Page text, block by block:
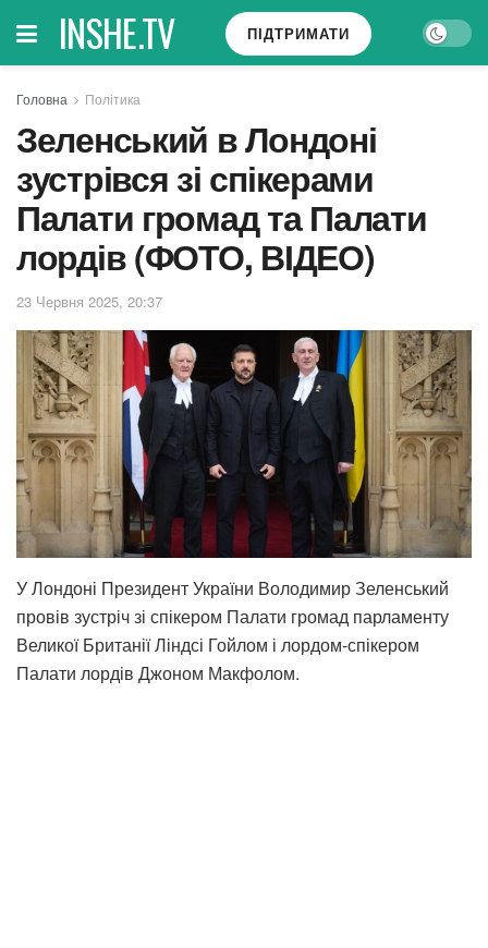
INSHE.TV ПІДТРИМАТИ
Головна Політика
Зеленський в Лондоні
зустрівся зі спікерами
Палати громад та Палати
лордів (ФОТО, ВІДЕО)
23 Червня 2025, 20:37
У Лондоні Президент України Володимир Зеленський
провів зустріч зі спікером Палати громад парламенту
Великої Британії Ліндсі Гойлом і лордом-спікером
Палати лордів Джоном Макфолом.